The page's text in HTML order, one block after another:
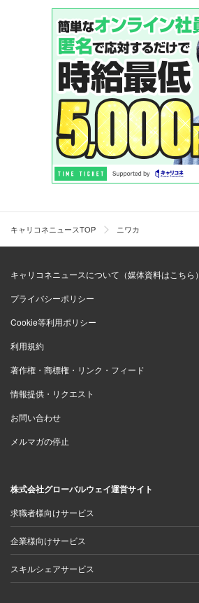
キャリコネニュースTOP ニワカ
キャリコネニュースについて（媒体資料はこちら）
プライバシーポリシー
Cookie等利用ポリシー
利用規約
著作権・商標権・リンク・フィード
情報提供・リクエスト
お問い合わせ
メルマガの停止
株式会社グローバルウェイ運営サイト
求職者様向けサービス
企業様向けサービス
スキルシェアサービス